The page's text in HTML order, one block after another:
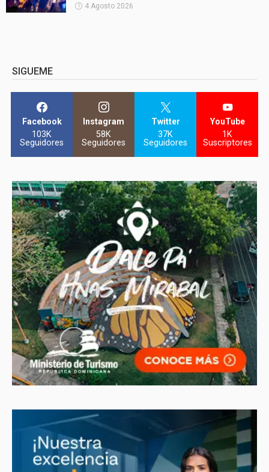
4 Agosto 2026
SIGUEME
Facebook
103K
Seguidores
Instagram
58K
Seguidores
Twitter
37K
Seguidores
YouTube
1K
Suscriptores